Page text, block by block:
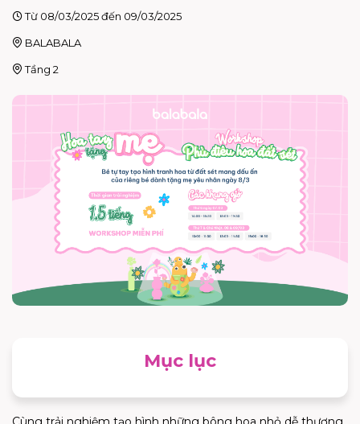
Từ 08/03/2025 đến 09/03/2025
BALABALA
Tầng 2
Mục lục